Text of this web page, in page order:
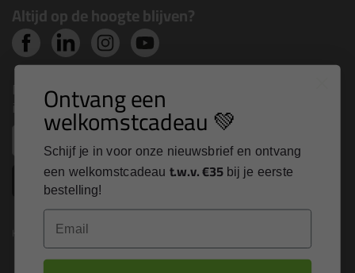
Altijd op de hoogte blijven?
Nieuws, tips en exclusieve deals rechtstreeks in je
inbox
Inschrijven
Kitcentrum is trots op:
Ontvang een
welkomstcadeau 💚
Schijf je in voor onze nieuwsbrief en ontvang
een welkomstcadeau t.w.v. €35 bij je eerste
bestelling!
Email